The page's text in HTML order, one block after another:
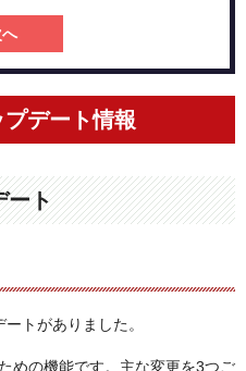
デート情報
ート
トがありました。
めの機能です。主な変更を3つご